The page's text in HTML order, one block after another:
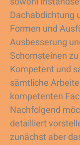
Dachabdichtung
Formen und
Ausbesserung
Schornsteinen
Kompetent und
sämtliche
kompetenten
Nachfolgend
detailliert
zunächst aber